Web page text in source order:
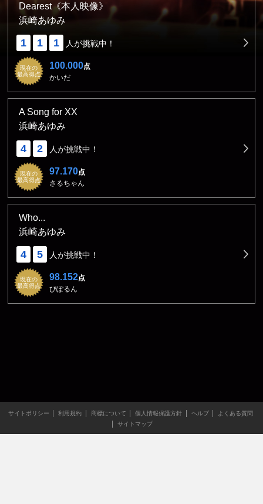
Dearest《本人映像》
浜崎あゆみ
1 1 1 人が挑戦中！
現在の
最高得点
100.000点
かいだ
A Song for XX
浜崎あゆみ
4 2 人が挑戦中！
現在の
最高得点
97.170点
さるちゃん
Who...
浜崎あゆみ
4 5 人が挑戦中！
現在の
最高得点
98.152点
びぽるん
サイトポリシー 利用規約 商標について 個人情報保護方針 ヘルプ
よくある質問
サイトマップ